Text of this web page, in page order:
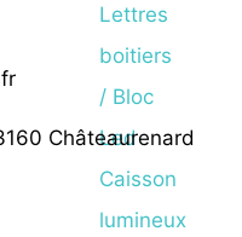
Lettres
boitiers
/ Bloc
Led
Caisson
lumineux
Châteaurenard